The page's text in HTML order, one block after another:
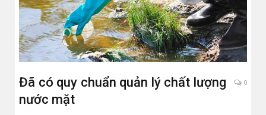
Đã có quy chuẩn quản lý chất lượng
nước mặt
0